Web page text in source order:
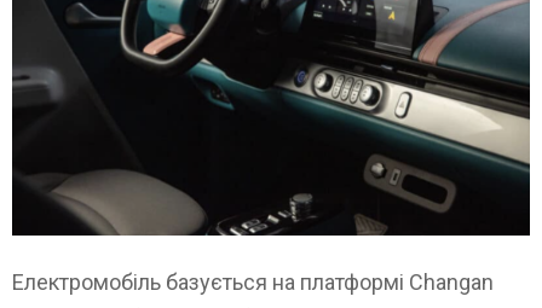
Електромобіль базується на платформі Changan